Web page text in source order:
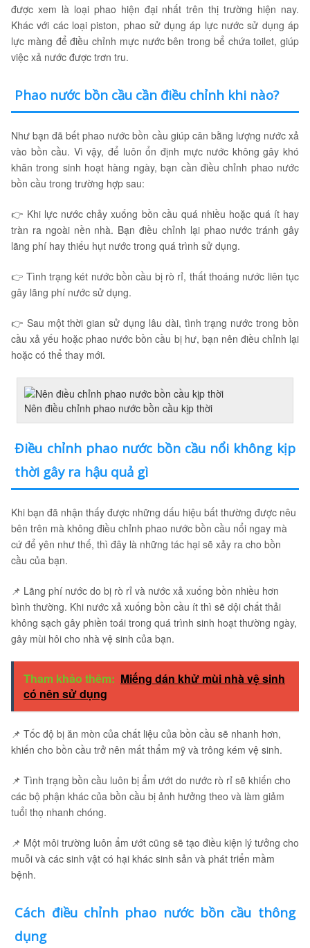
được xem là loại phao hiện đại nhất trên thị trường hiện nay.
Khác với các loại piston, phao sử dụng áp lực nước sử dụng áp
lực màng để điều chỉnh mực nước bên trong bể chứa toilet, giúp
việc xả nước được trơn tru.
Phao nước bồn cầu cần điều chỉnh khi nào?
Như bạn đã bết phao nước bồn cầu giúp cân bằng lượng nước xả
vào bồn cầu. Vì vậy, để luôn ổn định mực nước không gây khó
khăn trong sinh hoạt hàng ngày, bạn cần điều chỉnh phao nước
bồn cầu trong trường hợp sau:
👉 Khi lực nước chảy xuống bồn cầu quá nhiều hoặc quá ít hay
tràn ra ngoài nền nhà. Bạn điều chỉnh lại phao nước tránh gây
lãng phí hay thiếu hụt nước trong quá trình sử dụng.
👉 Tình trạng két nước bồn cầu bị rò rỉ, thất thoáng nước liên tục
gây lãng phí nước sử dụng.
👉 Sau một thời gian sử dụng lâu dài, tình trạng nước trong bồn
cầu xả yếu hoặc phao nước bồn cầu bị hư, bạn nên điều chỉnh lại
hoặc có thể thay mới.
Nên điều chỉnh phao nước bồn cầu kịp thời
Điều chỉnh phao nước bồn cầu nổi không kịp
thời gây ra hậu quả gì
Khi bạn đã nhận thấy được những dấu hiệu bất thường được nêu
bên trên mà không điều chỉnh phao nước bồn cầu nổi ngay mà
cứ để yên như thế, thì đây là những tác hại sẽ xảy ra cho bồn
cầu của bạn.
📌 Lãng phí nước do bị rò rỉ và nước xả xuống bồn nhiều hơn
bình thường. Khi nước xả xuống bồn cầu ít thì sẽ dội chất thải
không sạch gây phiền toái trong quá trình sinh hoạt thường ngày,
gây mùi hôi cho nhà vệ sinh của bạn.
Tham khảo thêm: Miếng dán khử mùi nhà vệ sinh
có nên sử dụng
📌 Tốc độ bị ăn mòn của chất liệu của bồn cầu sẽ nhanh hơn,
khiến cho bồn cầu trở nên mất thẩm mỹ và trông kém vệ sinh.
📌 Tình trạng bồn cầu luôn bị ẩm ướt do nước rò rỉ sẽ khiến cho
các bộ phận khác của bồn cầu bị ảnh hưởng theo và làm giảm
tuổi thọ nhanh chóng.
📌 Một môi trường luôn ẩm ướt cũng sẽ tạo điều kiện lý tưởng cho
muỗi và các sinh vật có hại khác sinh sản và phát triển mầm
bệnh.
Cách điều chỉnh phao nước bồn cầu thông
dụng